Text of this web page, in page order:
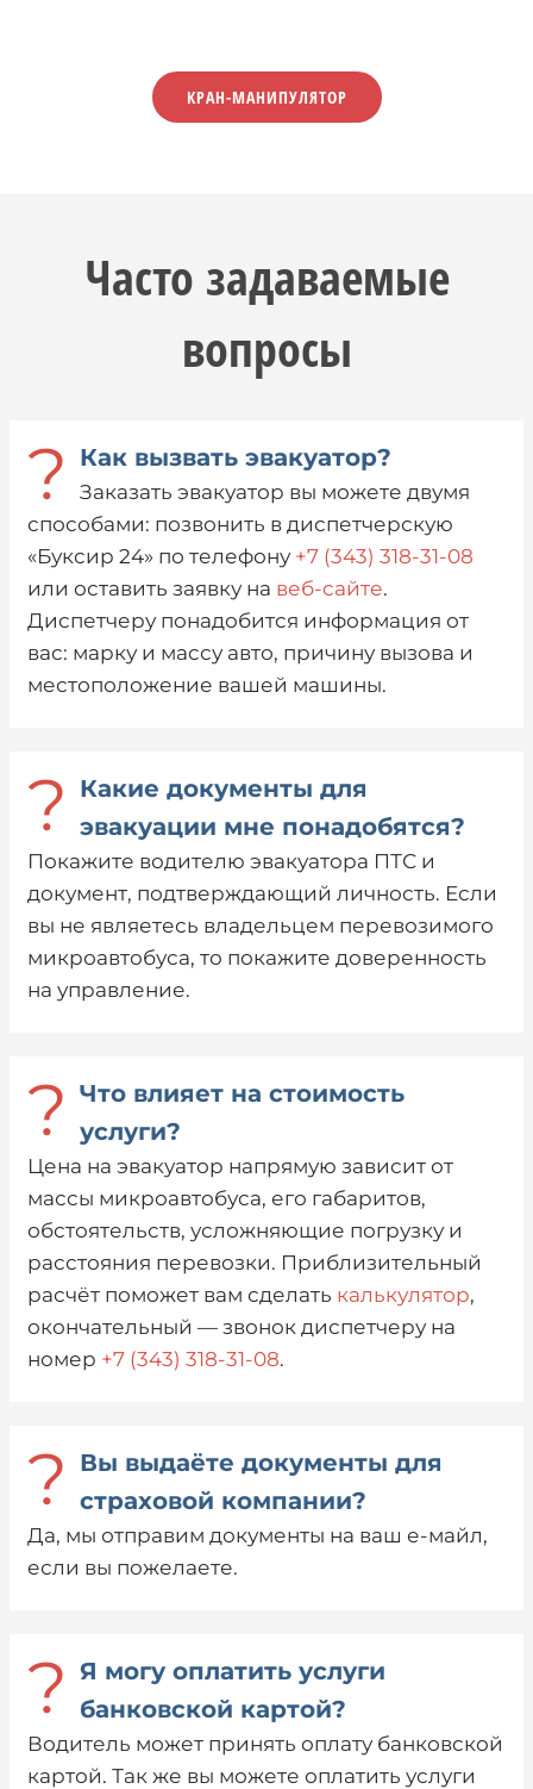
КРАН-МАНИПУЛЯТОР
Часто задаваемые
вопросы
? Как вызвать эвакуатор?
Заказать эвакуатор вы можете двумя
способами: позвонить в диспетчерскую
«Буксир 24» по телефону +7 (343) 318-31-08
или оставить заявку на веб-сайте.
Диспетчеру понадобится информация от
вас: марку и массу авто, причину вызова и
местоположение вашей машины.
?
Какие документы для
эвакуации мне понадобятся?
Покажите водителю эвакуатора ПТС и
документ, подтверждающий личность. Если
вы не являетесь владельцем перевозимого
микроавтобуса, то покажите доверенность
на управление.
? Что влияет на стоимость
услуги?
Цена на эвакуатор напрямую зависит от
массы микроавтобуса, его габаритов,
обстоятельств, усложняющие погрузку и
расстояния перевозки. Приблизительный
расчёт поможет вам сделать калькулятор,
окончательный — звонок диспетчеру на
номер +7 (343) 318-31-08.
?
Вы выдаёте документы для
страховой компании?
Да, мы отправим документы на ваш е-майл,
если вы пожелаете.
? Я могу оплатить услуги
банковской картой?
Водитель может принять оплату банковской
картой. Так же вы можете оплатить услуги